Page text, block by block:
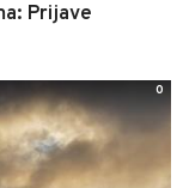
Prijave
0